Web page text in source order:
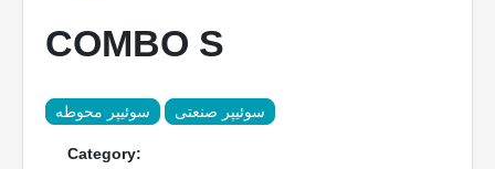
COMBO S
سوئیپر محوطه سوئیپر صنعتی
Category: